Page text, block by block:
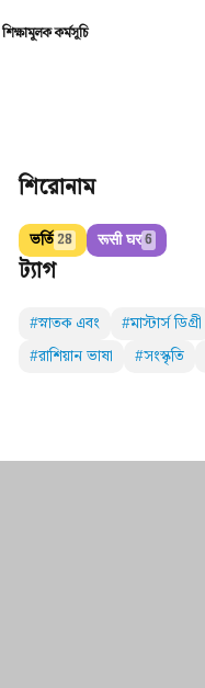
শিক্ষামূলক কর্মসূচি
শিরোনাম
ভর্তি 28 रूसी घर6
ট্যাগ
#স্নাতক এবং #মাস্টার্স ডিগ্রী
#রাশিয়ান ভাষা
#সংস্কৃতি